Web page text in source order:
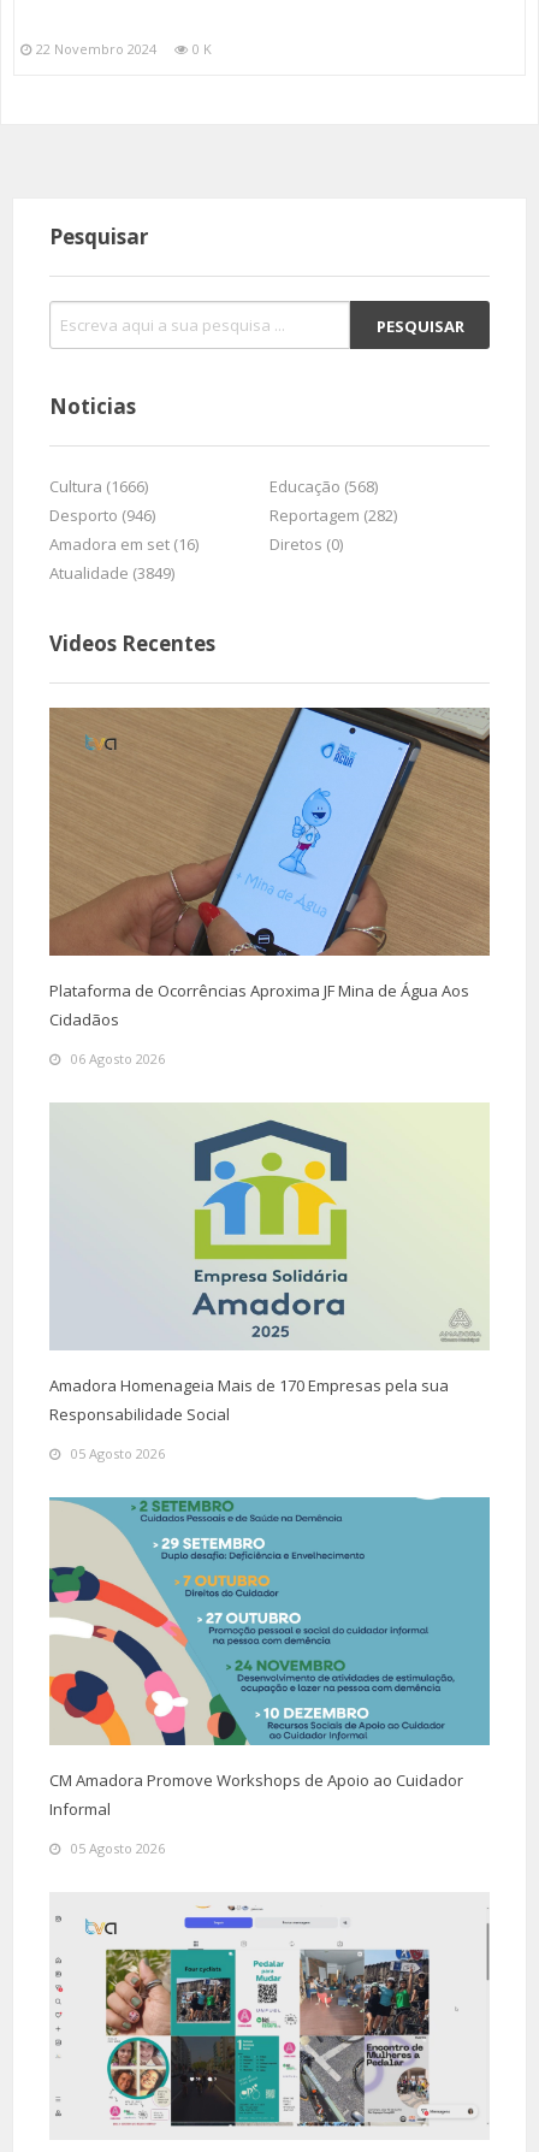
22 Novembro 2024 0 K
Pesquisar
Noticias
Cultura (1666)
Educação (568)
Desporto (946)
Reportagem (282)
Amadora em set (16)
Diretos (0)
Atualidade (3849)
Videos Recentes
Plataforma de Ocorrências Aproxima JF Mina de Água Aos
Cidadãos
06 Agosto 2026
Amadora Homenageia Mais de 170 Empresas pela sua
Responsabilidade Social
05 Agosto 2026
CM Amadora Promove Workshops de Apoio ao Cuidador
Informal
05 Agosto 2026